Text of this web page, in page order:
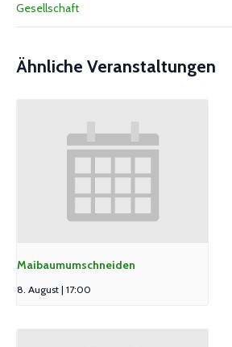
Gesellschaft
Ähnliche Veranstaltungen
Maibaumumschneiden
8. August | 17:00